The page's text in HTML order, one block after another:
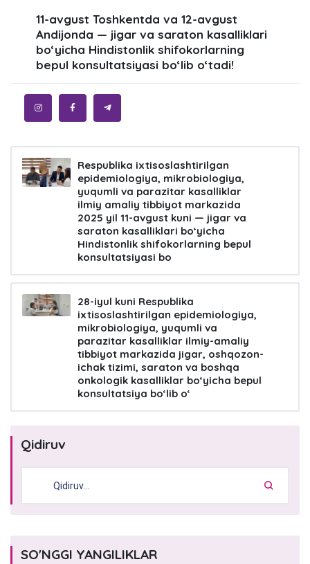
11-avgust Toshkentda va 12-avgust
Andijonda — jigar va saraton kasalliklari
bo‘yicha Hindistonlik shifokorlarning
bepul konsultatsiyasi bo‘lib o‘tadi!
Respublika ixtisoslashtirilgan
epidemiologiya, mikrobiologiya,
yuqumli va parazitar kasalliklar
ilmiy amaliy tibbiyot markazida
2025 yil 11-avgust kuni — jigar va
saraton kasalliklari bo‘yicha
Hindistonlik shifokorlarning bepul
konsultatsiyasi bo
28-iyul kuni Respublika
ixtisoslashtirilgan epidemiologiya,
mikrobiologiya, yuqumli va
parazitar kasalliklar ilmiy-amaliy
tibbiyot markazida jigar, oshqozon-
ichak tizimi, saraton va boshqa
onkologik kasalliklar bo‘yicha bepul
konsultatsiya bo‘lib o‘
Qidiruv
SO'NGGI YANGILIKLAR